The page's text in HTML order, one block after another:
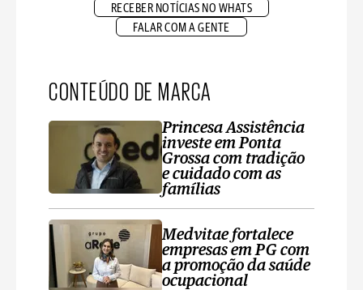
RECEBER NOTÍCIAS NO WHATS
FALAR COM A GENTE
CONTEÚDO DE MARCA
Princesa Assistência
investe em Ponta
Grossa com tradição
e cuidado com as
famílias
Medvitae fortalece
empresas em PG com
a promoção da saúde
ocupacional